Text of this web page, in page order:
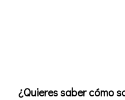
¿Quieres saber cómo